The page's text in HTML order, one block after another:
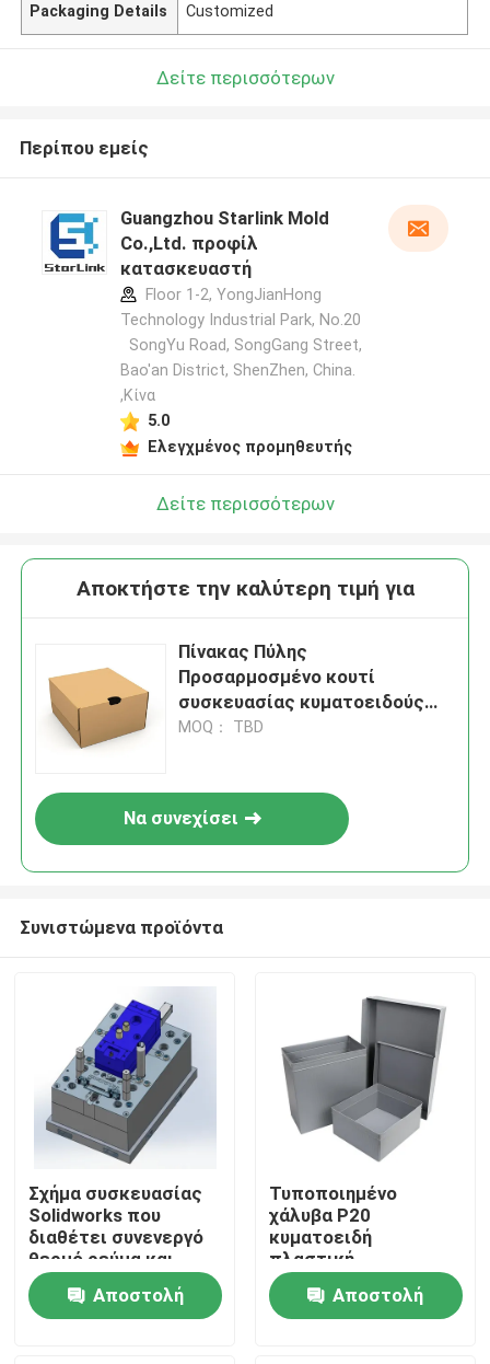
Αρχική
Προϊόντα
Packaging Details Customized
Δείτε περισσότερων
Περίπου εμείς
Guangzhou Starlink Mold
Co.,Ltd. προφίλ
κατασκευαστή
Floor 1-2, YongJianHong
Technology Industrial Park, No.20
SongYu Road, SongGang Street,
Bao'an District, ShenZhen, China.
,Κίνα
5.0
Ελεγχμένος προμηθευτής
Δείτε περισσότερων
Αποκτήστε την καλύτερη τιμή για
Πίνακας Πύλης
Προσαρμοσμένο κουτί
συσκευασίας κυματοειδούς
χαρτιού ελαφρύ αλλά
MOQ： TBD
Να συνεχίσει
Συνιστώμενα προϊόντα
Σχήμα συσκευασίας
Solidworks που
διαθέτει συνενεργό
θερμό ρεύμα και
πρότυπο Hasco για
εφαρμογές
εμβολιασμού
Αποστολή
Τυποποιημένο
χάλυβα P20
κυματοειδή
πλαστική
συσκευασία κουτιά
ελαφρύ βάρος
ανθεκτική
Αποστολή